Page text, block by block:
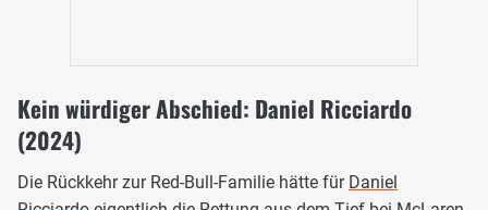
Kein würdiger Abschied: Daniel Ricciardo
(2024)
Die Rückkehr zur Red-Bull-Familie hätte für Daniel